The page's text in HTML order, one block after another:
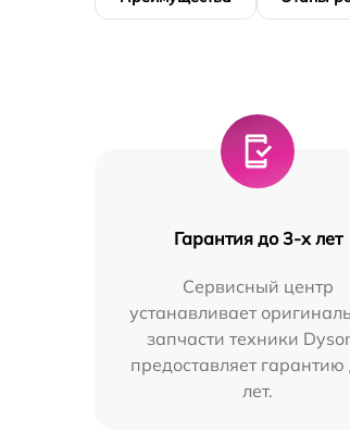
Гарантия до 3-х лет
Сервисный центр
устанавливает
запчасти техники
предоставляет гарантию
лет.